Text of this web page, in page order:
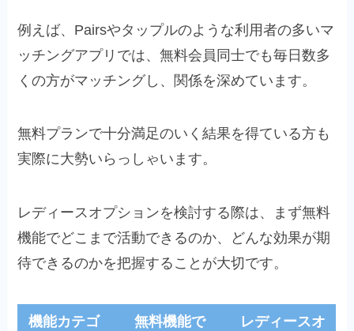
例えば、Pairsやタップルのような利用者の多いマ
ッチングアプリでは、無料会員同士でも毎日数多
くの方がマッチングし、関係を深めています。
無料プランで十分満足のいく結果を得ている方も
実際に大勢いらっしゃいます。
レディースオプションを検討する際は、まず無料
機能でどこまで活動できるのか、どんな効果が期
待できるのかを把握することが大切です。
機能カテゴ
無料機能で
レディースオ